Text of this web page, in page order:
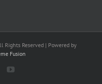
Reserved | Powered by
Fusion
YouTube